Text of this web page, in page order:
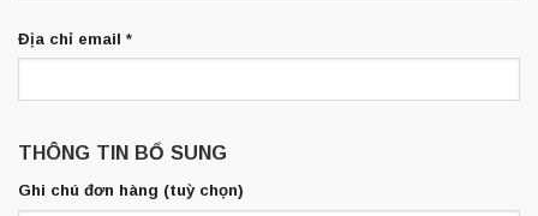
Địa chỉ email *
THÔNG TIN BỔ SUNG
Ghi chú đơn hàng (tuỳ chọn)